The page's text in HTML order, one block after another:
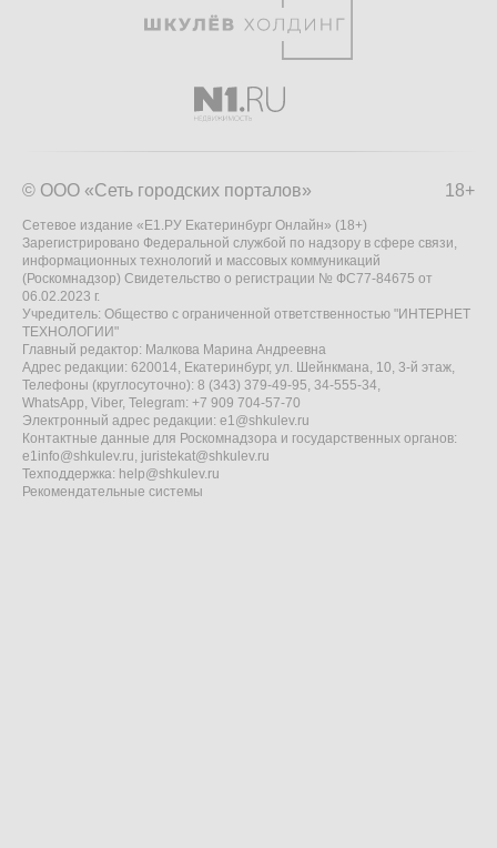
18+
© ООО «Сеть городских порталов»
Сетевое издание «Е1.РУ Екатеринбург Онлайн» (18+)
Зарегистрировано Федеральной службой по надзору в сфере связи,
информационных технологий и массовых коммуникаций
(Роскомнадзор) Свидетельство о регистрации № ФС77-84675 от
06.02.2023 г.
Учредитель: Общество с ограниченной ответственностью "ИНТЕРНЕТ
ТЕХНОЛОГИИ"
Главный редактор: Малкова Марина Андреевна
Адрес редакции: 620014, Екатеринбург, ул. Шейнкмана, 10, 3-й этаж,
Телефоны (круглосуточно): 8 (343) 379-49-95, 34-555-34,
WhatsApp, Viber, Telegram: +7 909 704-57-70
Электронный адрес редакции: e1@shkulev.ru
Контактные данные для Роскомнадзора и государственных органов:
e1info@shkulev.ru, juristekat@shkulev.ru
Техподдержка: help@shkulev.ru
Рекомендательные системы